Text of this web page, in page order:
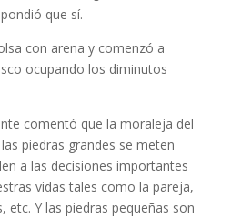
que sí.
con arena y comenzó a
ocupando los diminutos
comentó que la moraleja del
piedras grandes se meten
a las decisiones importantes
vidas tales como la pareja,
etc. Y las piedras pequeñas son